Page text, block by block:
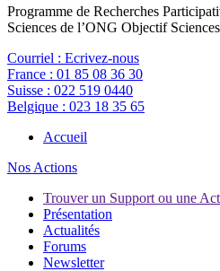
Programme de Recherches
Sciences de l’ONG Objectif
Courriel : Ecrivez-nous
France : 01 85 08 36 30
Suisse : 022 519 0440
Belgique : 023 18 35 65
Accueil
Nos Actions
Trouver un Support ou une
Présentation
Actualités
Forums
Newsletter